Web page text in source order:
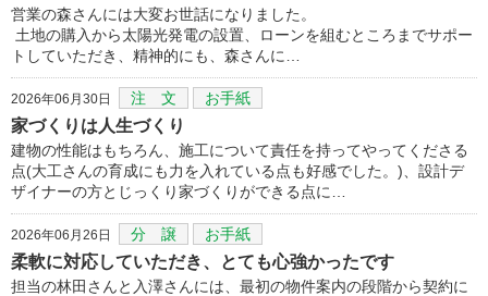
営業の森さんには大変お世話になりました。
土地の購入から太陽光発電の設置、ローンを組むところまでサポー
トしていただき、精神的にも、森さんに…
2026年06月30日 注 文 お手紙
家づくりは人生づくり
建物の性能はもちろん、施工について責任を持ってやってくださる
点(大工さんの育成にも力を入れている点も好感でした。)、設計デ
ザイナーの方とじっくり家づくりができる点に…
2026年06月26日 分 譲 お手紙
柔軟に対応していただき、とても心強かったです
担当の林田さんと入澤さんには、最初の物件案内の段階から契約に